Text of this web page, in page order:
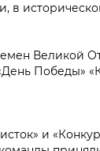
в
Великой
Победы»
и